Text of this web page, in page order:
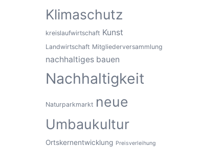
Klimaschutz
kreislaufwirtschaft Kunst
Landwirtschaft Mitgliederversammlung
nachhaltiges bauen
Nachhaltigkeit
Naturparkmarkt neue
Umbaukultur
Ortskernentwicklung Preisverleihung